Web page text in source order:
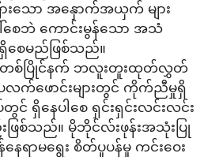
ားသော အနှောက်အယှက် များ
စေဘဲ ကောင်းမွန်သော အသံ
ေမည်ဖြစ်သည်။
တစ်ပြိုင်နက် ဘလူးတူးထုတ်လွှတ်
ပလက်ဖောင်းများတွင် ကိုက်ညီမှုရှိ
ရှိနေပါစေ ရှင်းရှင်းလင်းလင်း
ြစ်သည်။ မိုဘိုင်လ်းဖုန်းအသုံးပြု
ရာမရွေး စိတ်ပူပန်မှု ကင်းဝေး